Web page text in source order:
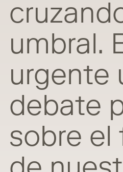
umbral.
urgente
debate
sobre el